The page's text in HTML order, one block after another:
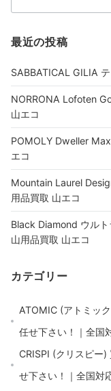
索：
最近の投稿
SABBATICAL GILIA
NORRONA Lofoten
山エコ
POMOLY Dweller
エコ
Mountain Laurel
用品買取 山エコ
Black Diamond ウル
山用品買取 山エコ
カテゴリー
ATOMIC (アトミッ
任せ下さい！｜全国
CRISPI (クリスピー
せ下さい！｜全国対